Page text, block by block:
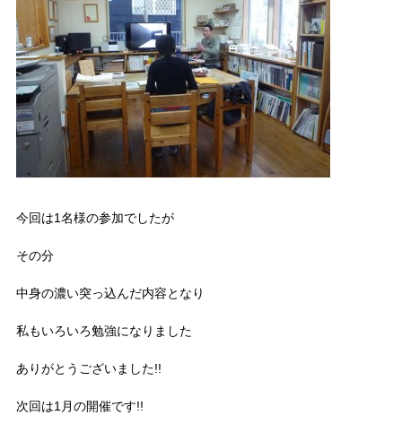
今回は1名様の参加でしたが
その分
中身の濃い突っ込んだ内容となり
私もいろいろ勉強になりました
ありがとうございました!!
次回は1月の開催です!!